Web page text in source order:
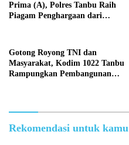
Prima (A), Polres Tanbu Raih
Piagam Penghargaan dari
Gotong Royong TNI dan
Masyarakat, Kodim 1022 Tanbu
Rampungkan Pembangunan
Rekomendasi untuk kamu